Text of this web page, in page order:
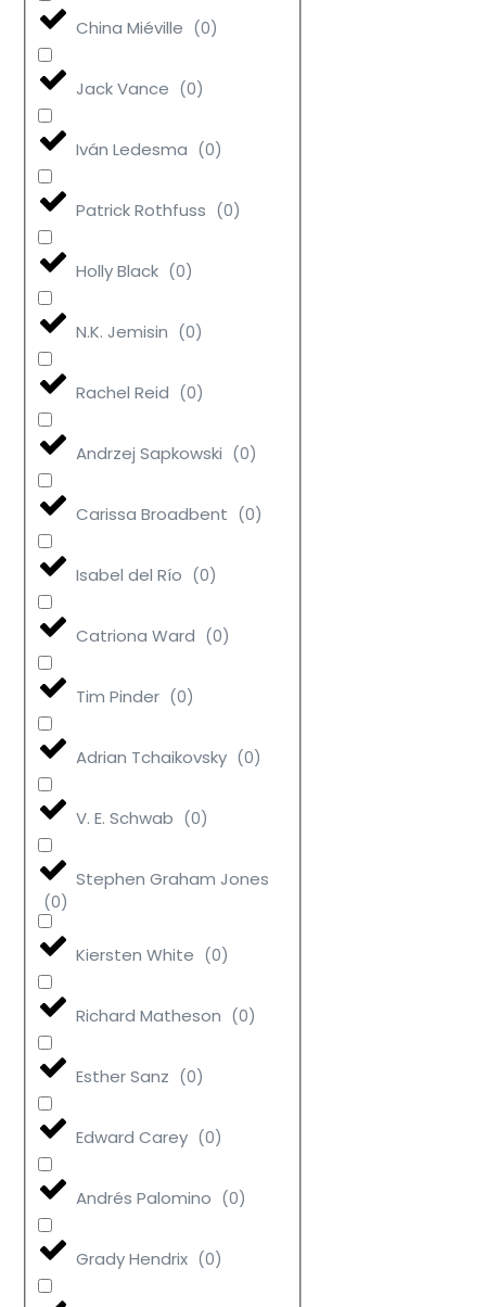
China Miéville (0)
Jack Vance (0)
Iván Ledesma (0)
Patrick Rothfuss (0)
Holly Black (0)
N.K. Jemisin (0)
Rachel Reid (0)
Andrzej Sapkowski (0)
Carissa Broadbent (0)
Isabel del Río (0)
Catriona Ward (0)
Tim Pinder (0)
Adrian Tchaikovsky (0)
V. E. Schwab (0)
Stephen Graham Jones
(0)
Kiersten White (0)
Richard Matheson (0)
Esther Sanz (0)
Edward Carey (0)
Andrés Palomino (0)
Grady Hendrix (0)